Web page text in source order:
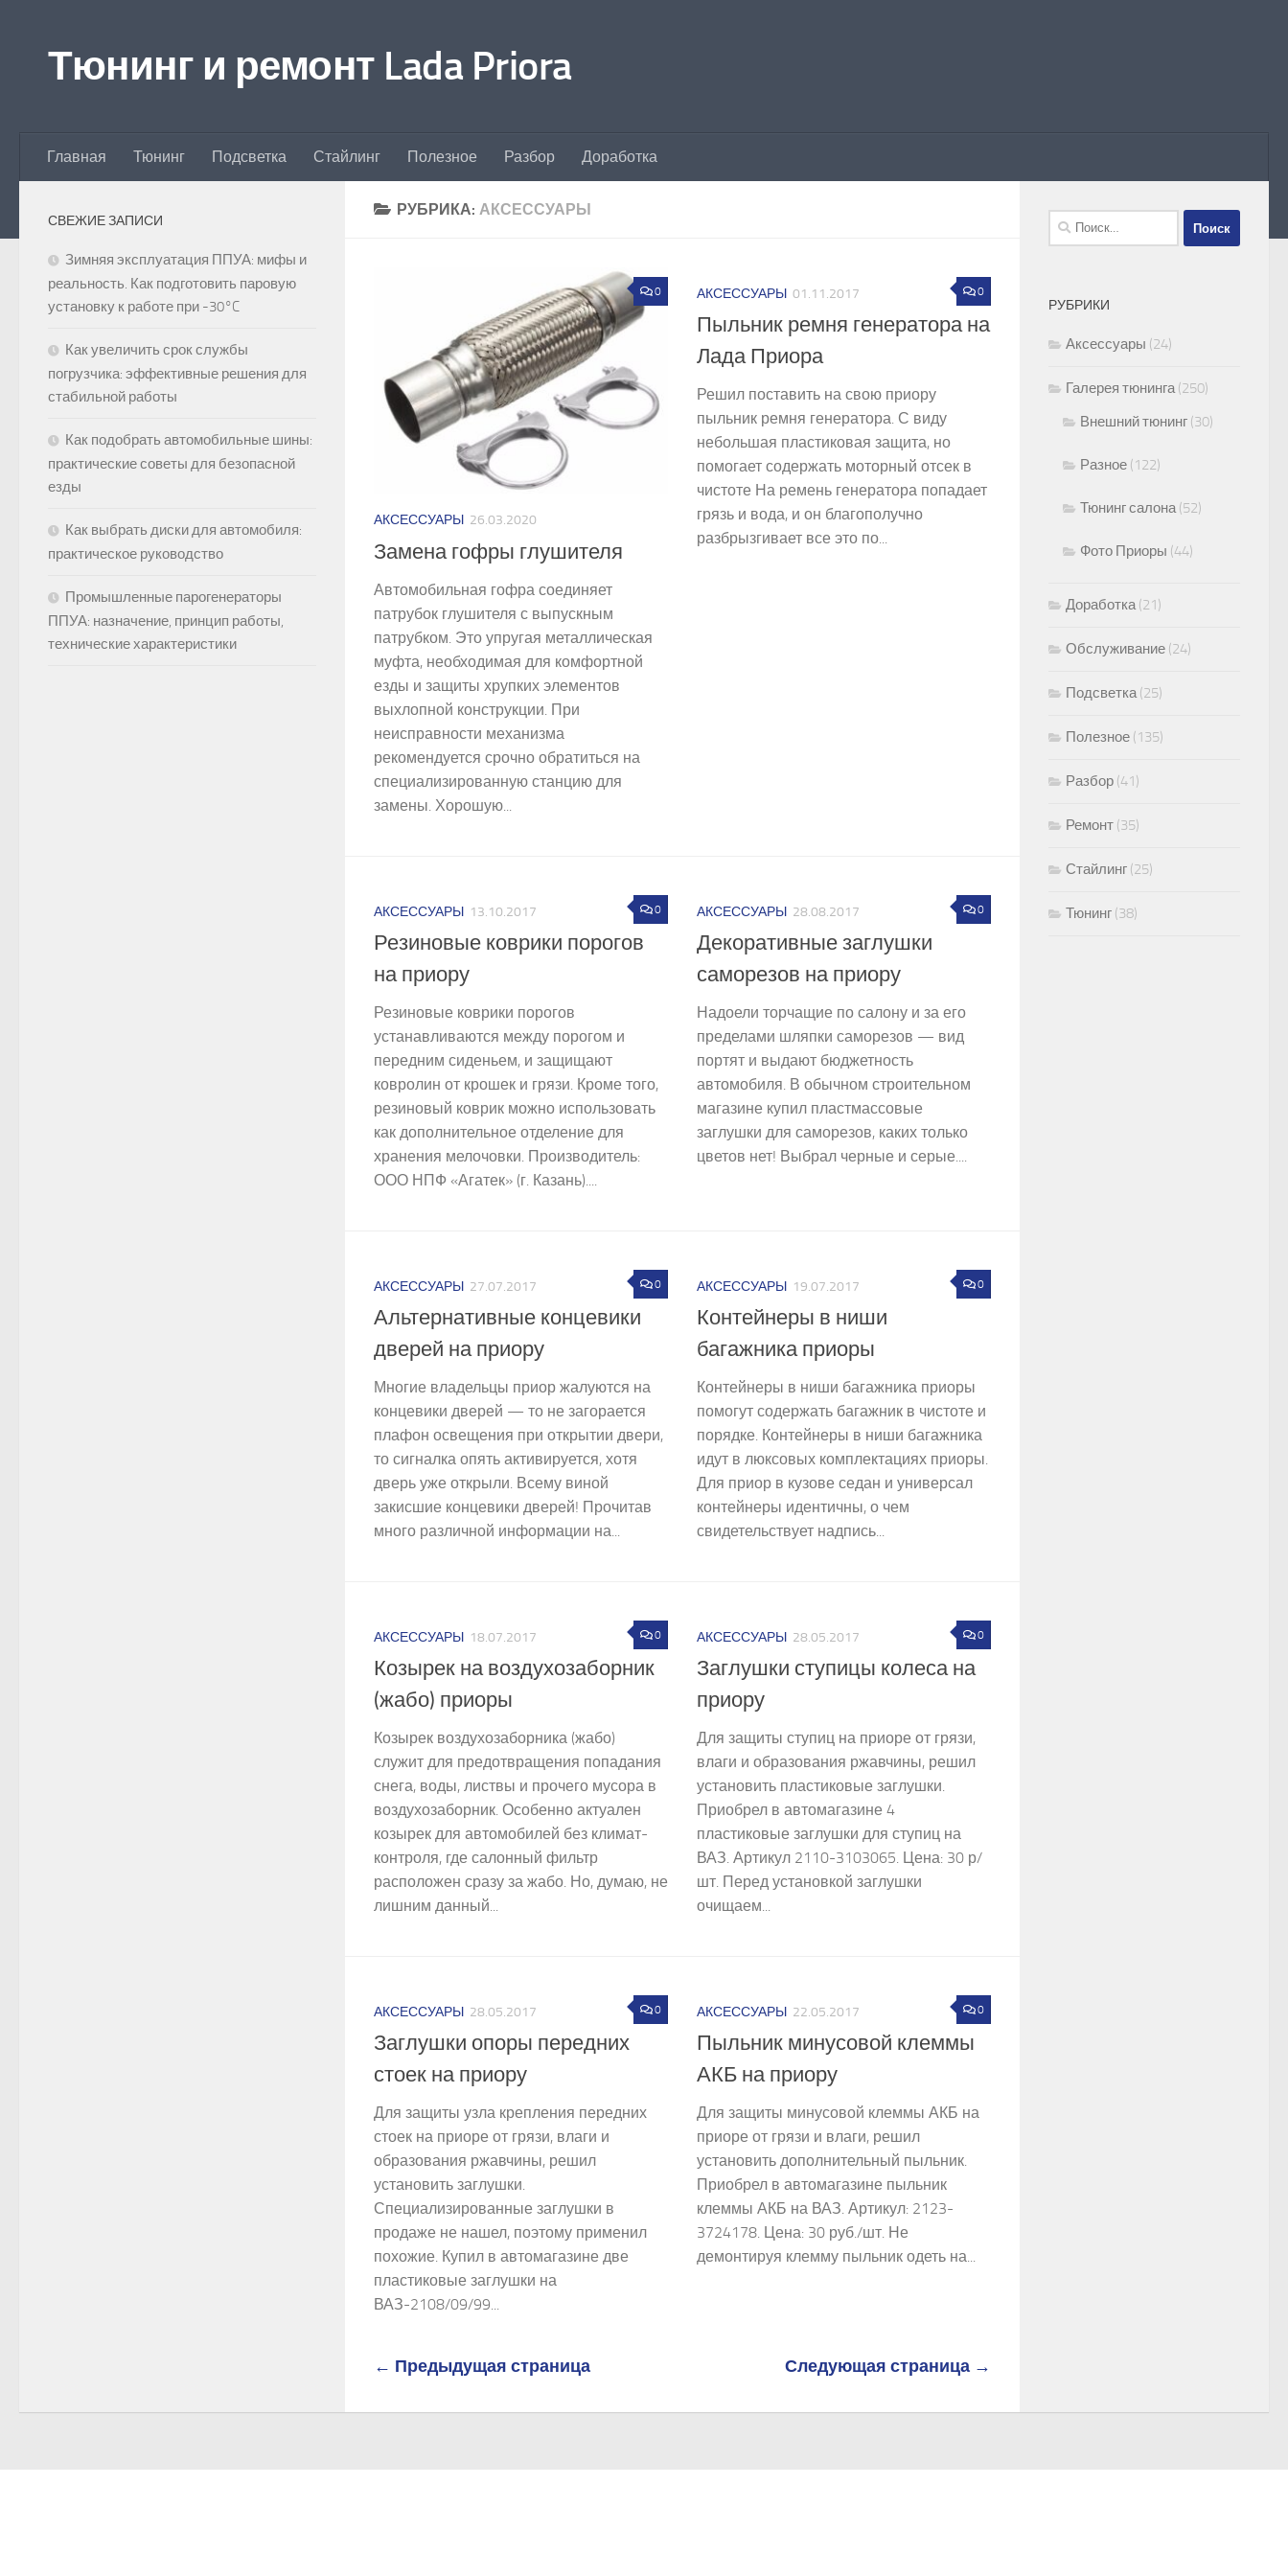
Тюнинг и ремонт Lada Priora
Главная Тюнинг Подсветка Стайлинг Полезное Разбор Доработка
РУБРИКА: АКСЕССУАРЫ
0
АКСЕССУАРЫ 26.03.2020
Замена гофры глушителя
Автомобильная гофра соединяет
патрубок глушителя с выпускным
патрубком. Это упругая металлическая
муфта, необходимая для комфортной
езды и защиты хрупких элементов
выхлопной конструкции. При
неисправности механизма
рекомендуется срочно обратиться на
специализированную станцию для
замены. Хорошую...
0
АКСЕССУАРЫ 01.11.2017
Пыльник ремня генератора на
Лада Приора
Решил поставить на свою приору
пыльник ремня генератора. С виду
небольшая пластиковая защита, но
помогает содержать моторный отсек в
чистоте На ремень генератора попадает
грязь и вода, и он благополучно
разбрызгивает все это по...
0
АКСЕССУАРЫ 13.10.2017
Резиновые коврики порогов
на приору
Резиновые коврики порогов
устанавливаются между порогом и
передним сиденьем, и защищают
ковролин от крошек и грязи. Кроме того,
резиновый коврик можно использовать
как дополнительное отделение для
хранения мелочовки. Производитель:
ООО НПФ «Агатек» (г. Казань)....
0
АКСЕССУАРЫ 28.08.2017
Декоративные заглушки
саморезов на приору
Надоели торчащие по салону и за его
пределами шляпки саморезов — вид
портят и выдают бюджетность
автомобиля. В обычном строительном
магазине купил пластмассовые
заглушки для саморезов, каких только
цветов нет! Выбрал черные и серые....
0
АКСЕССУАРЫ 27.07.2017
Альтернативные концевики
дверей на приору
Многие владельцы приор жалуются на
концевики дверей — то не загорается
плафон освещения при открытии двери,
то сигналка опять активируется, хотя
дверь уже открыли. Всему виной
закисшие концевики дверей! Прочитав
много различной информации на...
0
АКСЕССУАРЫ 19.07.2017
Контейнеры в ниши
багажника приоры
Контейнеры в ниши багажника приоры
помогут содержать багажник в чистоте и
порядке. Контейнеры в ниши багажника
идут в люксовых комплектациях приоры.
Для приор в кузове седан и универсал
контейнеры идентичны, о чем
свидетельствует надпись...
0
АКСЕССУАРЫ 18.07.2017
Козырек на воздухозаборник
(жабо) приоры
Козырек воздухозаборника (жабо)
служит для предотвращения попадания
снега, воды, листвы и прочего мусора в
воздухозаборник. Особенно актуален
козырек для автомобилей без климат-
контроля, где салонный фильтр
расположен сразу за жабо. Но, думаю, не
лишним данный...
0
АКСЕССУАРЫ 28.05.2017
Заглушки ступицы колеса на
приору
Для защиты ступиц на приоре от грязи,
влаги и образования ржавчины, решил
установить пластиковые заглушки.
Приобрел в автомагазине 4
пластиковые заглушки для ступиц на
ВАЗ. Артикул 2110-3103065. Цена: 30 р/
шт. Перед установкой заглушки
очищаем...
0
АКСЕССУАРЫ 28.05.2017
Заглушки опоры передних
стоек на приору
Для защиты узла крепления передних
стоек на приоре от грязи, влаги и
образования ржавчины, решил
установить заглушки.
Специализированные заглушки в
продаже не нашел, поэтому применил
похожие. Купил в автомагазине две
пластиковые заглушки на
ВАЗ-2108/09/99...
0
АКСЕССУАРЫ 22.05.2017
Пыльник минусовой клеммы
АКБ на приору
Для защиты минусовой клеммы АКБ на
приоре от грязи и влаги, решил
установить дополнительный пыльник.
Приобрел в автомагазине пыльник
клеммы АКБ на ВАЗ. Артикул: 2123-
3724178. Цена: 30 руб./шт. Не
демонтируя клемму пыльник одеть на...
← Предыдущая страница Следующая страница →
СВЕЖИЕ ЗАПИСИ
Зимняя эксплуатация ППУА: мифы и
реальность. Как подготовить паровую
установку к работе при -30°C
Как увеличить срок службы
погрузчика: эффективные решения для
стабильной работы
Как подобрать автомобильные шины:
практические советы для безопасной
езды
Как выбрать диски для автомобиля:
практическое руководство
Промышленные парогенераторы
ППУА: назначение, принцип работы,
технические характеристики
Найти:
РУБРИКИ
Аксессуары (24)
Галерея тюнинга(250)
Внешний тюнинг (30)
Разное (122)
Тюнинг салона(52)
Фото Приоры (44)
Доработка(21)
Обслуживание (24)
Подсветка(25)
Полезное (135)
Разбор (41)
Ремонт (35)
Стайлинг (25)
Тюнинг (38)